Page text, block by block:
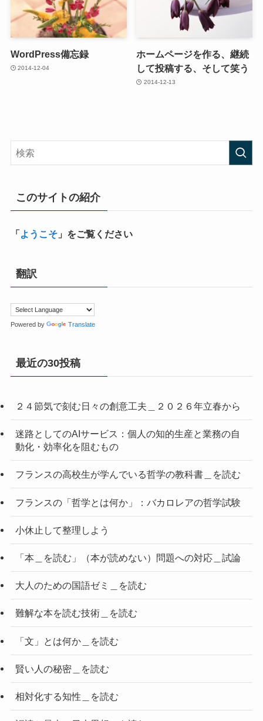
WordPress備忘録
2014-12-04
ホームページを作る、継続
して投稿する、そして笑う
2014-12-13
このサイトの紹介
「ようこそ」をご覧ください
翻訳
Powered by Translate
最近の30投稿
２４節気で刻む日々の創意工夫＿２０２６年立春から
迷路としてのAIサービス：個人の知的生産と業務の自
動化・効率化を阻むもの
フランスの高校生が学んでいる哲学の教科書＿を読む
フランスの「哲学とは何か」：バカロレアの哲学試験
小休止して整理しよう
「本＿を読む」（本が読めない）問題への対応＿試論
大人のための国語ゼミ＿を読む
難解な本を読む技術＿を読む
「文」とは何か＿を読む
賢い人の秘密＿を読む
相対化する知性＿を読む